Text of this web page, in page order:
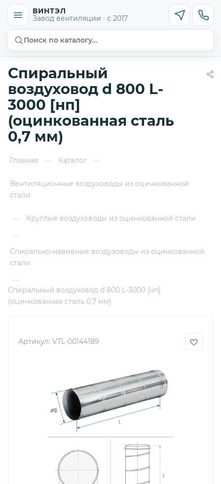
ВИНТЭЛ
Завод вентиляции · с 2017
Поиск по каталогу…
Спиральный
воздуховод d 800 L-
3000 [нп]
(оцинкованная сталь
0,7 мм)
Главная — Каталог —
Вентиляционные воздуховоды из оцинкованной
стали
—
Круглые воздуховоды из оцинкованной стали
—
Спирально-навивные воздуховоды из оцинкованной
стали
—
Спиральный воздуховод d 800 L-3000 [нп]
(оцинкованная сталь 0,7 мм)
Артикул: VTL-00144189